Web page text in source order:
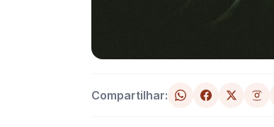
Compartilhar: